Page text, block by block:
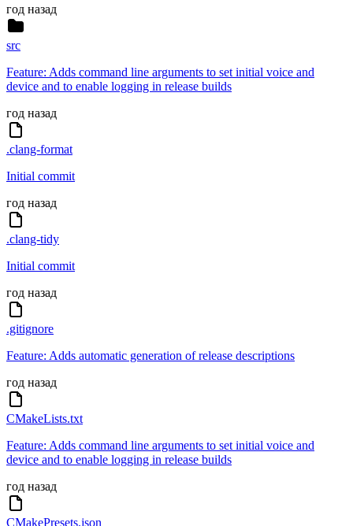
год назад
src
Feature: Adds command line arguments to set initial voice and
device and to enable logging in release builds
год назад
.clang-format
Initial commit
год назад
.clang-tidy
Initial commit
год назад
.gitignore
Feature: Adds automatic generation of release descriptions
год назад
CMakeLists.txt
Feature: Adds command line arguments to set initial voice and
device and to enable logging in release builds
год назад
CMakePresets.json